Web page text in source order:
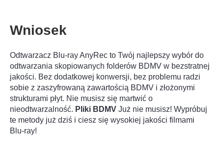
Wniosek
Odtwarzacz Blu-ray AnyRec to Twój najlepszy wybór do
odtwarzania skopiowanych folderów BDMV w bezstratnej
jakości. Bez dodatkowej konwersji, bez problemu radzi
sobie z zaszyfrowaną zawartością BDMV i złożonymi
strukturami płyt. Nie musisz się martwić o
nieodtwarzalność. Pliki BDMV Już nie musisz! Wypróbuj
te metody już dziś i ciesz się wysokiej jakości filmami
Blu-ray!